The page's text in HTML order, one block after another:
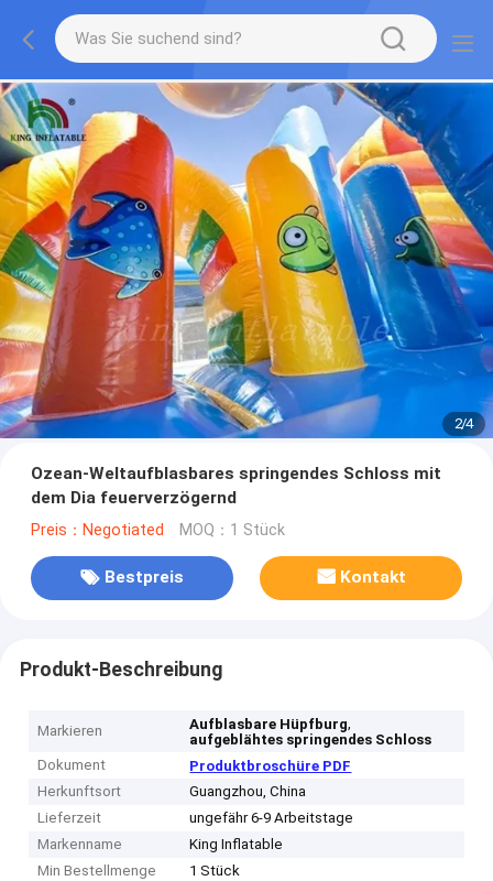
2/4
Ozean-Weltaufblasbares springendes Schloss mit
dem Dia feuerverzögernd
Preis：Negotiated MOQ：1 Stück
Bestpreis Kontakt
Produkt-Beschreibung
Markieren Aufblasbare Hüpfburg,
aufgeblähtes springendes Schloss
Dokument
Produktbroschüre PDF
Herkunftsort
Guangzhou, China
Lieferzeit
ungefähr 6-9 Arbeitstage
Markenname
King Inflatable
Min Bestellmenge
1 Stück